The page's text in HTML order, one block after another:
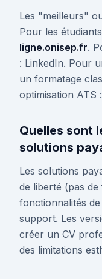
Les "meilleurs"
Pour les
ligne.onisep.fr.
: LinkedIn. Pour
un formatage
optimisation ATS :
Quelles sont
solutions
Les solutions
de liberté (pas
fonctionnalités
support. Les
créer un CV
des limitations